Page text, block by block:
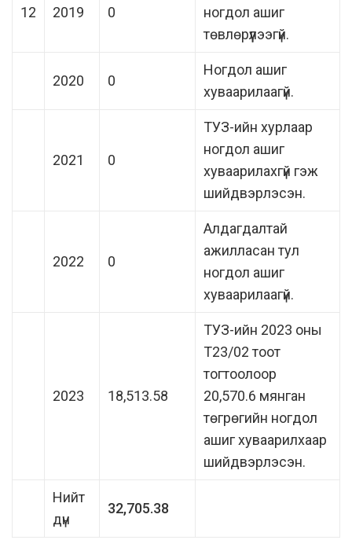
12 2019 0
ногдол ашиг
төвлөрүүлээгүй.
2020 0
Ногдол ашиг
хуваарилаагүй.
2021 0
ТУЗ-ийн хурлаар
ногдол ашиг
хуваарилахгүй гэж
шийдвэрлэсэн.
2022 0
Алдагдалтай
ажилласан тул
ногдол ашиг
хуваарилаагүй.
2023 18,513.58
ТУЗ-ийн 2023 оны
Т23/02 тоот
тогтоолоор
20,570.6 мянган
төгрөгийн ногдол
ашиг хуваарилхаар
шийдвэрлэсэн.
Нийт
дүн
32,705.38